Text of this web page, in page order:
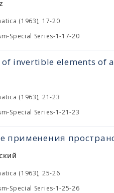
(1963), 17-20
Special Series-1-17-20
invertible elements of
(1963), 21-23
Special Series-1-21-23
применения
(1963), 25-26
Special Series-1-25-26